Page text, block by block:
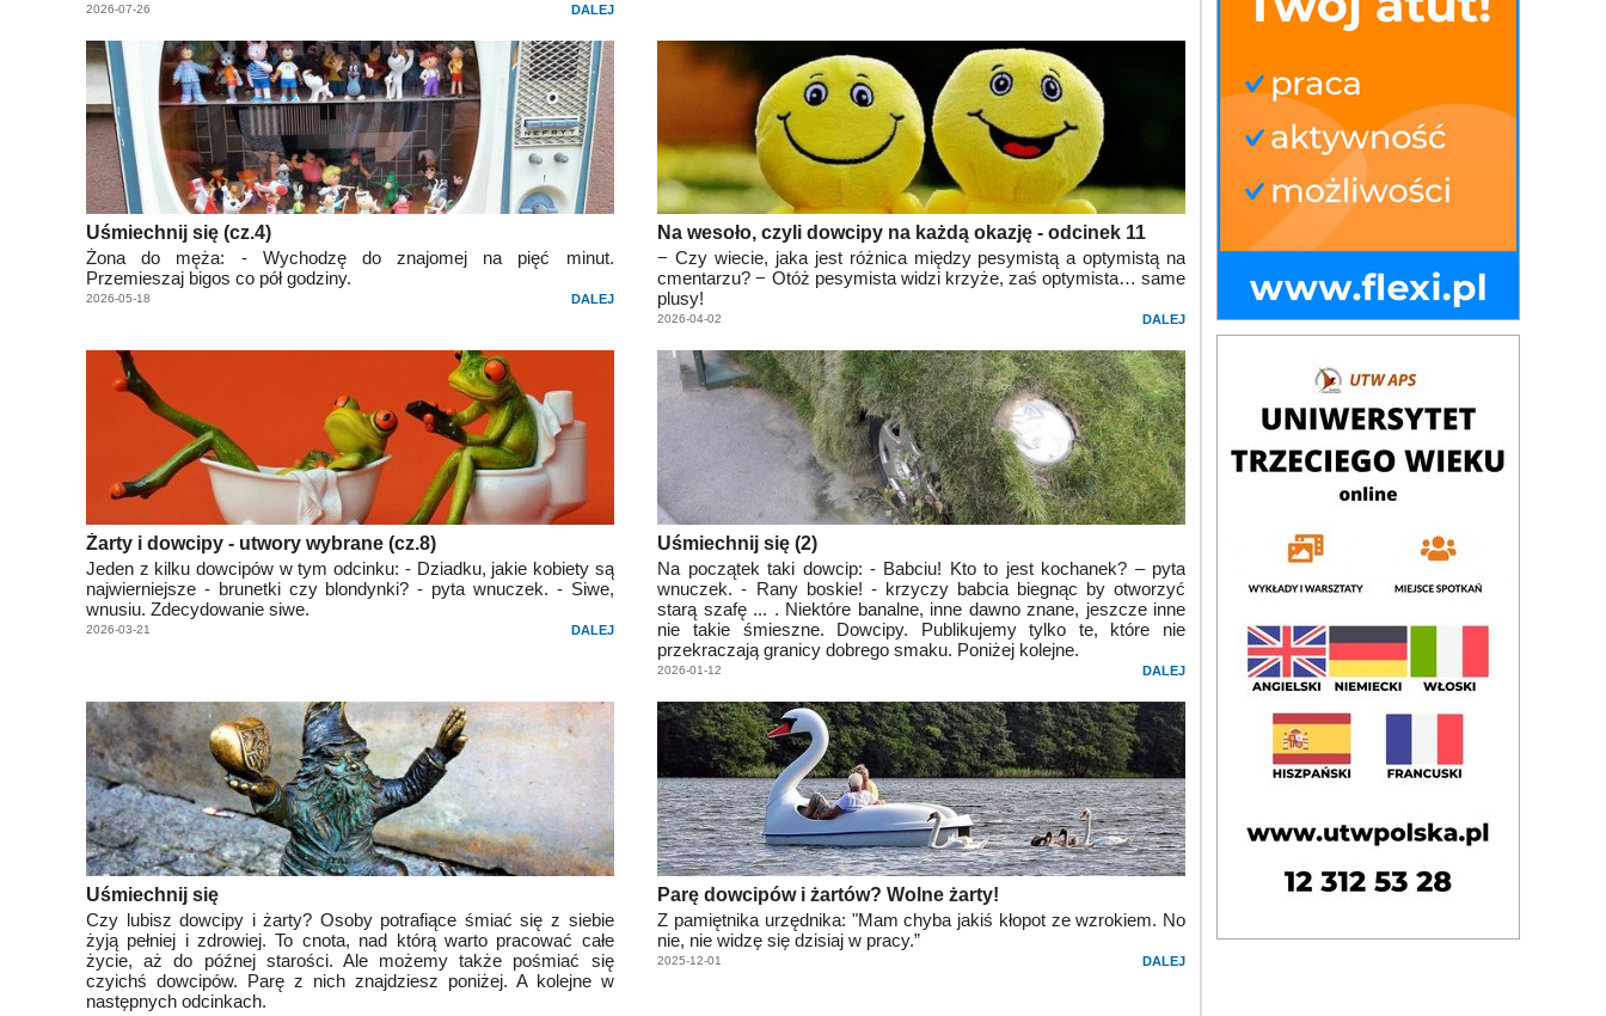
2026-07-26 DALEJ
Uśmiechnij się (cz.4)
Żona do męża: - Wychodzę do znajomej na pięć minut.
Przemieszaj bigos co pół godziny.
2026-05-18 DALEJ
Na wesoło, czyli dowcipy na każdą okazję - odcinek 11
− Czy wiecie, jaka jest różnica między pesymistą a optymistą na
cmentarzu? − Otóż pesymista widzi krzyże, zaś optymista… same
plusy!
2026-04-02 DALEJ
Żarty i dowcipy - utwory wybrane (cz.8)
Jeden z kilku dowcipów w tym odcinku: - Dziadku, jakie kobiety są
najwierniejsze - brunetki czy blondynki? - pyta wnuczek. - Siwe,
wnusiu. Zdecydowanie siwe.
2026-03-21 DALEJ
Uśmiechnij się (2)
Na początek taki dowcip: - Babciu! Kto to jest kochanek? – pyta
wnuczek. - Rany boskie! - krzyczy babcia biegnąc by otworzyć
starą szafę ... . Niektóre banalne, inne dawno znane, jeszcze inne
nie takie śmieszne. Dowcipy. Publikujemy tylko te, które nie
przekraczają granicy dobrego smaku. Poniżej kolejne.
2026-01-12 DALEJ
Uśmiechnij się
Czy lubisz dowcipy i żarty? Osoby potrafiące śmiać się z siebie
żyją pełniej i zdrowiej. To cnota, nad którą warto pracować całe
życie, aż do późnej starości. Ale możemy także pośmiać się
czyichś dowcipów. Parę z nich znajdziesz poniżej. A kolejne w
następnych odcinkach.
Parę dowcipów i żartów? Wolne żarty!
Z pamiętnika urzędnika: "Mam chyba jakiś kłopot ze wzrokiem. No
nie, nie widzę się dzisiaj w pracy.”
2025-12-01 DALEJ